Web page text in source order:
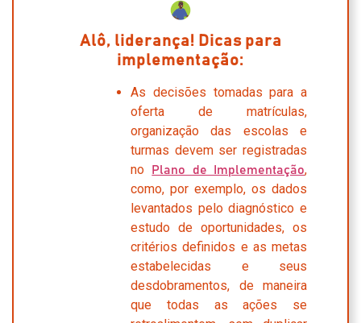
Alô, liderança! Dicas para
implementação:
As decisões tomadas para a
oferta de matrículas,
organização das escolas e
turmas devem ser registradas
no
Plano de Implementação,
como, por exemplo, os dados
levantados pelo diagnóstico e
estudo de oportunidades, os
critérios definidos e as metas
estabelecidas e seus
desdobramentos, de maneira
que todas as ações se